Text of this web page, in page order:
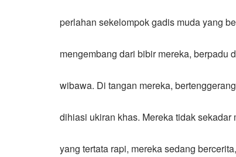
perlahan sekelompok gadis muda yang
mengembang dari bibir mereka, berpadu
wibawa. Di tangan mereka,
dihiasi ukiran khas. Mereka tidak
yang tertata rapi, mereka sedang